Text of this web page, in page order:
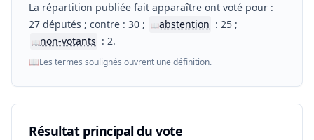
La répartition publiée fait apparaître ont voté pour :
27 députés ; contre : 30 ;
📖abstention : 25 ;
📖non-votants : 2.
📖Les termes soulignés ouvrent une définition.
Résultat principal du vote